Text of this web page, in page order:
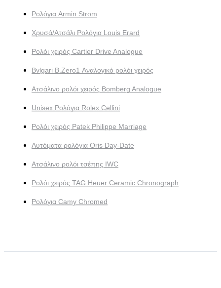
Ρολόγια Armin Strom
Χρυσά/Ατσάλι Ρολόγια Louis Erard
Ρολόι χειρός Cartier Drive Analogue
Bvlgari B.Zero1 Αναλογικό ρολόι χειρός
Ατσάλινο ρολόι χειρός Bomberg Analogue
Unisex Ρολόγια Rolex Cellini
Ρολόι χειρός Patek Philippe Marriage
Αυτόματα ρολόγια Oris Day-Date
Ατσάλινο ρολόι τσέπης IWC
Ρολόι χειρός TAG Heuer Ceramic Chronograph
Ρολόγια Camy Chromed